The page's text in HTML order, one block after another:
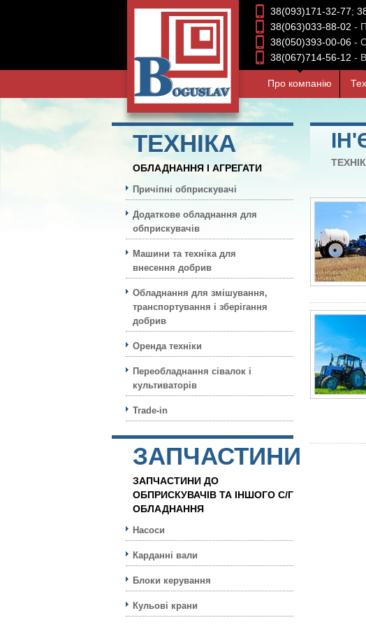
38(093)171-32-77;
38(063)033-88-02 -
38(050)393-00-06 -
38(067)714-56-12 -
Про компанiю
ТЕХНIКА
ОБЛАДНАННЯ І АГРЕГАТИ
Причіпні обприскувачі
Додаткове обладнання для
обприскувачів
Машини та техніка для
внесення добрив
Обладнання для змішування,
транспортування і зберігання
добрив
Оренда техніки
Переобладнання сівалок і
культиваторів
Trade-in
ЗАПЧАСТИНИ
ЗАПЧАСТИНИ ДО
ОБПРИСКУВАЧІВ ТА ІНШОГО С/Г
ОБЛАДНАННЯ
Насоси
Карданні вали
Блоки керування
Кульовi крани